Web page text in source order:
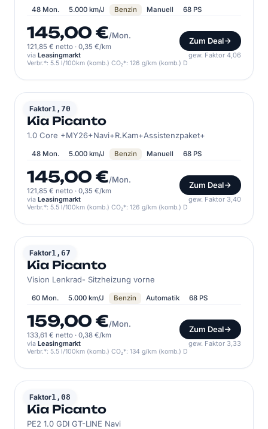
48 Mon. 5.000 km/J Benzin Manuell 68 PS
145,00 €/Mon.
121,85 € netto · 0,35 €/km
Zum Deal
via Leasingmarkt gew. Faktor 4,06
Verbr.*: 5.5 l/100km (komb.) CO₂*: 126 g/km (komb.) D
Faktor1,70
KIA
Kia Picanto
1.0 Core +MY26+Navi+R.Kam+Assistenzpaket+
48 Mon. 5.000 km/J Benzin Manuell 68 PS
145,00 €/Mon.
121,85 € netto · 0,35 €/km
Zum Deal
via Leasingmarkt gew. Faktor 3,40
Verbr.*: 5.5 l/100km (komb.) CO₂*: 126 g/km (komb.) D
Faktor1,67
KIA
Kia Picanto
Vision Lenkrad- Sitzheizung vorne
60 Mon. 5.000 km/J Benzin Automatik 68 PS
159,00 €/Mon.
133,61 € netto · 0,38 €/km
Zum Deal
via Leasingmarkt gew. Faktor 3,33
Verbr.*: 5.5 l/100km (komb.) CO₂*: 134 g/km (komb.) D
Faktor1,08
KIA
Kia Picanto
PE2 1.0 GDI GT-LINE Navi